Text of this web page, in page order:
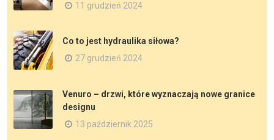
11 grudzień 2024
Co to jest hydraulika siłowa?
27 grudzień 2024
Venuro – drzwi, które wyznaczają nowe granice
designu
13 październik 2025